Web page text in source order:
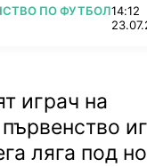
ПО ФУТБОЛ14:12
играч на
ляга под